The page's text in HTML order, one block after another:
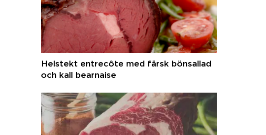
Helstekt entrecôte med färsk bönsallad
och kall bearnaise